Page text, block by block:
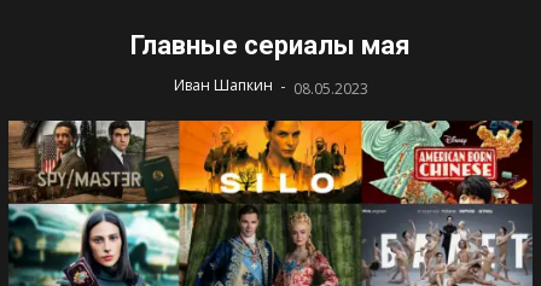
Главные сериалы мая
Иван Шапкин - 08.05.2023